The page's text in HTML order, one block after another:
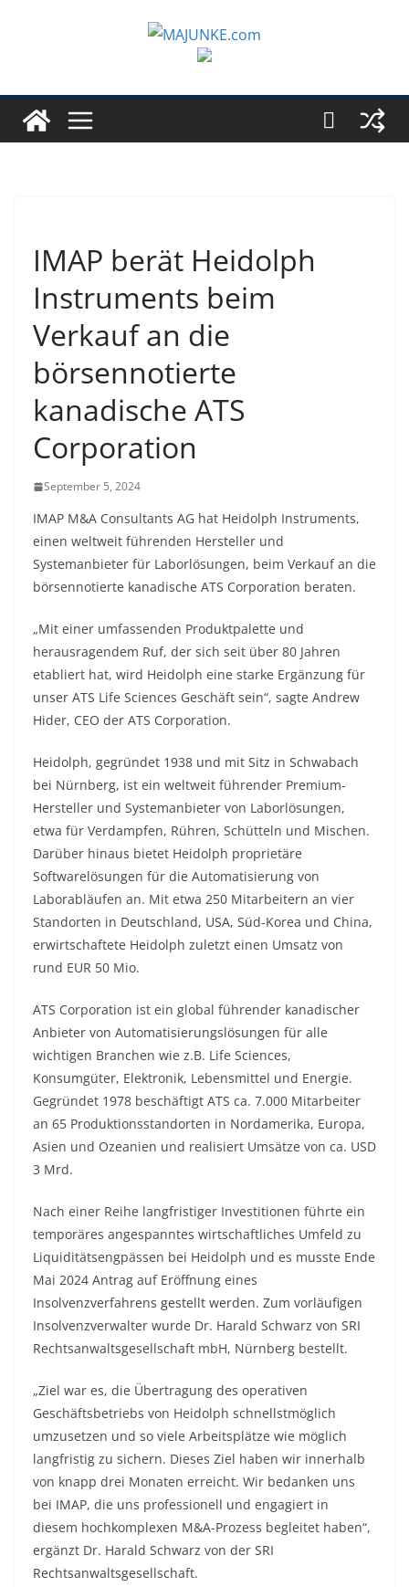
IMAP berät Heidolph
Instruments beim
Verkauf an die
börsennotierte
kanadische ATS
Corporation
September 5, 2024
IMAP M&A Consultants AG hat Heidolph Instruments,
einen weltweit führenden Hersteller und
Systemanbieter für Laborlösungen, beim Verkauf an die
börsennotierte kanadische ATS Corporation beraten.
„Mit einer umfassenden Produktpalette und
herausragendem Ruf, der sich seit über 80 Jahren
etabliert hat, wird Heidolph eine starke Ergänzung für
unser ATS Life Sciences Geschäft sein“, sagte Andrew
Hider, CEO der ATS Corporation.
Heidolph, gegründet 1938 und mit Sitz in Schwabach
bei Nürnberg, ist ein weltweit führender Premium-
Hersteller und Systemanbieter von Laborlösungen,
etwa für Verdampfen, Rühren, Schütteln und Mischen.
Darüber hinaus bietet Heidolph proprietäre
Softwarelösungen für die Automatisierung von
Laborabläufen an. Mit etwa 250 Mitarbeitern an vier
Standorten in Deutschland, USA, Süd-Korea und China,
erwirtschaftete Heidolph zuletzt einen Umsatz von
rund EUR 50 Mio.
ATS Corporation ist ein global führender kanadischer
Anbieter von Automatisierungslösungen für alle
wichtigen Branchen wie z.B. Life Sciences,
Konsumgüter, Elektronik, Lebensmittel und Energie.
Gegründet 1978 beschäftigt ATS ca. 7.000 Mitarbeiter
an 65 Produktionsstandorten in Nordamerika, Europa,
Asien und Ozeanien und realisiert Umsätze von ca. USD
3 Mrd.
Nach einer Reihe langfristiger Investitionen führte ein
temporäres angespanntes wirtschaftliches Umfeld zu
Liquiditätsengpässen bei Heidolph und es musste Ende
Mai 2024 Antrag auf Eröffnung eines
Insolvenzverfahrens gestellt werden. Zum vorläufigen
Insolvenzverwalter wurde Dr. Harald Schwarz von SRI
Rechtsanwaltsgesellschaft mbH, Nürnberg bestellt.
„Ziel war es, die Übertragung des operativen
Geschäftsbetriebs von Heidolph schnellstmöglich
umzusetzen und so viele Arbeitsplätze wie möglich
langfristig zu sichern. Dieses Ziel haben wir innerhalb
von knapp drei Monaten erreicht. Wir bedanken uns
bei IMAP, die uns professionell und engagiert in
diesem hochkomplexen M&A-Prozess begleitet haben“,
ergänzt Dr. Harald Schwarz von der SRI
Rechtsanwaltsgesellschaft.